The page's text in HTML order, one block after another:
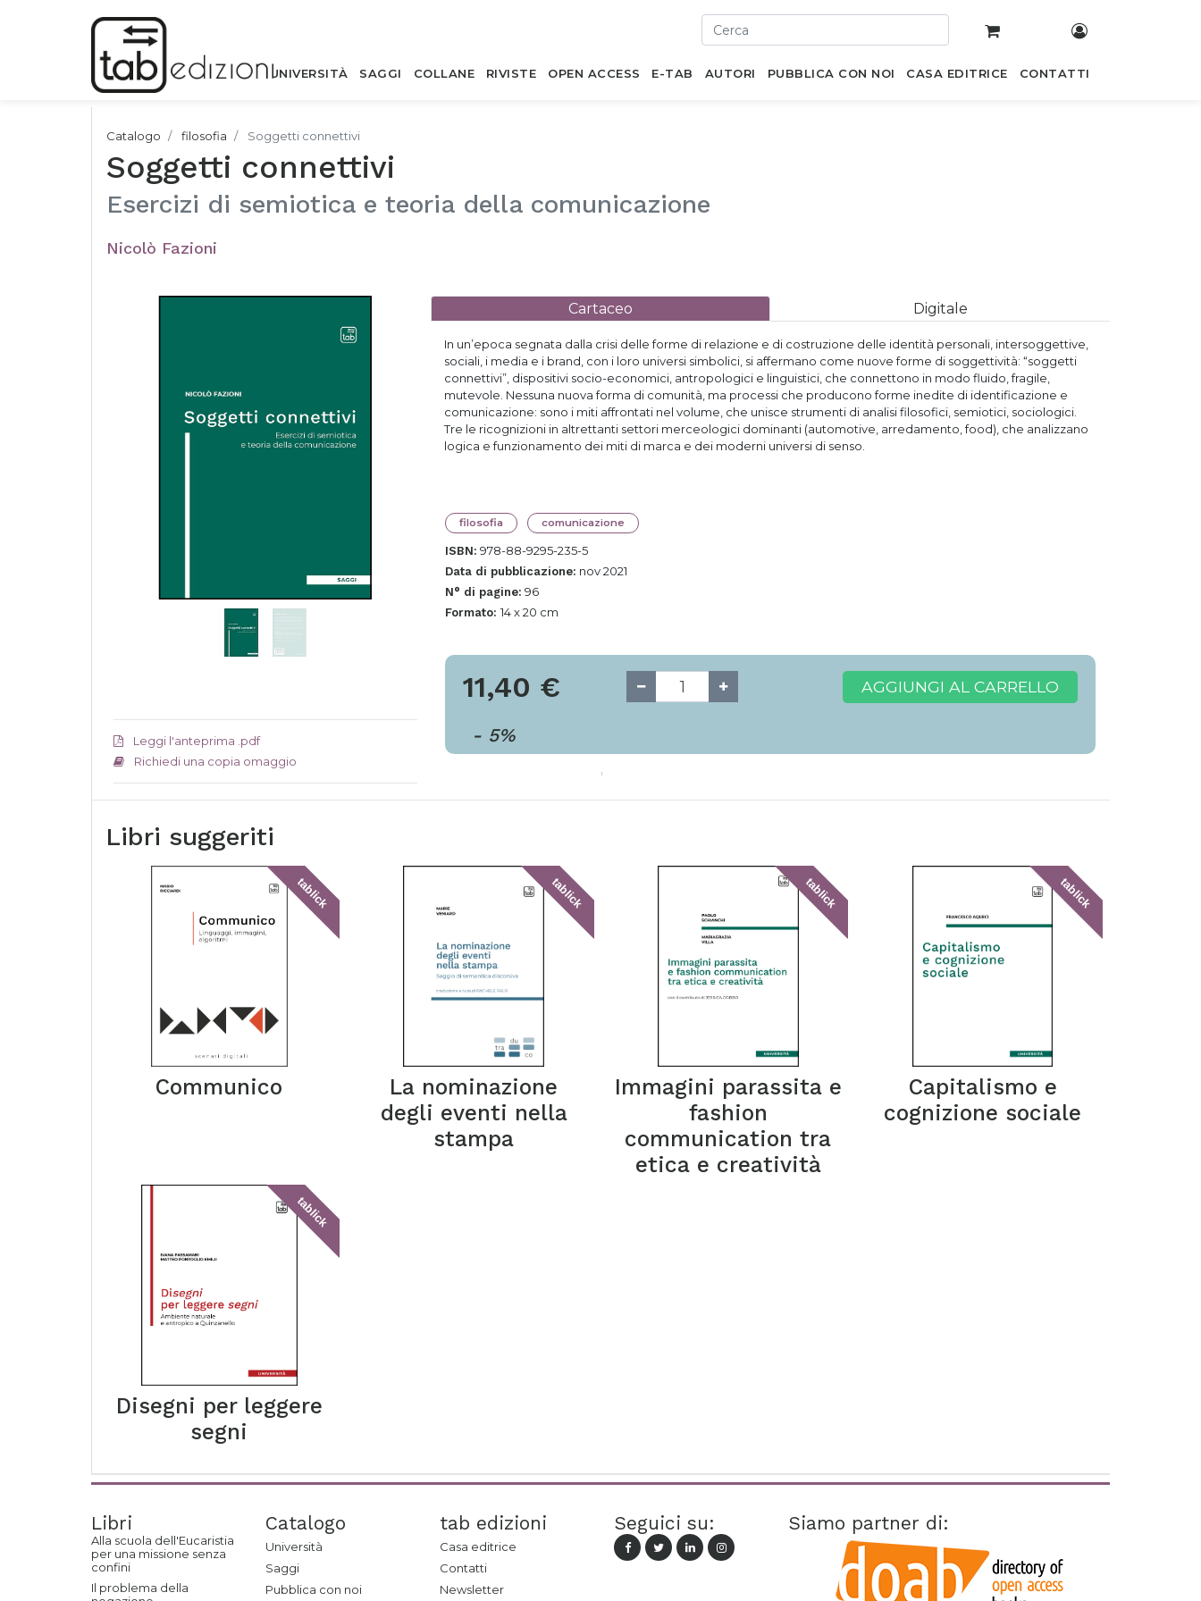
UNIVERSITÀ SAGGI COLLANE RIVISTE OPEN ACCESS E-TAB AUTORI PUBBLICA CON NOI CASA EDITRICE CONTATTI
Catalogo filosofia Soggetti connettivi
Soggetti connettivi
Esercizi di semiotica e teoria della comunicazione
Nicolò Fazioni
Leggi l'anteprima .pdf
Richiedi una copia omaggio
Cartaceo Digitale
In un’epoca segnata dalla crisi delle forme di relazione e di costruzione delle identità personali, intersoggettive,
sociali, i media e i brand, con i loro universi simbolici, si affermano come nuove forme di soggettività: “soggetti
connettivi”, dispositivi socio-economici, antropologici e linguistici, che connettono in modo fluido, fragile,
mutevole. Nessuna nuova forma di comunità, ma processi che producono forme inedite di identificazione e
comunicazione: sono i miti affrontati nel volume, che unisce strumenti di analisi filosofici, semiotici, sociologici.
Tre le ricognizioni in altrettanti settori merceologici dominanti (automotive, arredamento, food), che analizzano
logica e funzionamento dei miti di marca e dei moderni universi di senso.
filosofia comunicazione
ISBN: 978-88-9295-235-5
Data di pubblicazione: nov 2021
N° di pagine: 96
Formato: 14 x 20 cm
11,40 €
- 5%
AGGIUNGI AL CARRELLO
Libri suggeriti
tablick
Communico
tablick
La nominazione
degli eventi nella
stampa
tablick
Immagini parassita e
fashion
communication tra
etica e creatività
tablick
Capitalismo e
cognizione sociale
tablick
Disegni per leggere
segni
Libri
Alla scuola dell'Eucaristia
per una missione senza
confini
Il problema della
Catalogo
Università
Saggi
Pubblica con noi
tab edizioni
Casa editrice
Contatti
Newsletter
Seguici su: Siamo partner di: